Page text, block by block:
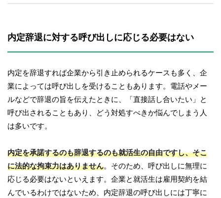
内定辞退に対する呼び出しに応じる必要はない
内定を辞退すれば企業から引き止められるケースも多く、企
業によっては呼び出しを受けることもあります。電話やメー
ルなどで辞退の旨を伝えたときに、「直接話し合いたい」と
呼び出されることもあり、どう対処すべきか悩んでしまう人
は多いです。
内定を承諾するのも辞退するのも就活生の自由ですし、そこ
に法的な拘束力はありません。そのため、呼び出しに無理に
応じる必要はないといえます。企業と就活生は雇用契約を結
んでいるわけではないため、内定辞退の呼び出しには丁寧に